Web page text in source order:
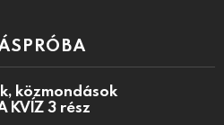
közmondások
KVÍZ 3 rész